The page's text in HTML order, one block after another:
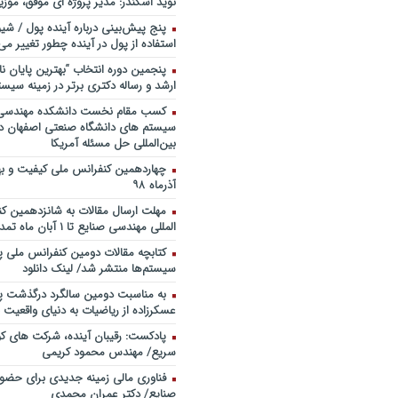
خندوانه
سخنرانی دکتر دیواندری در
بانکداری / کنفرانس ملی توسعه
بانکی
سخنرانی دکتر علیرضا فیض بخش با
پژوهی نظام بانکداری / ۹ بهمن ماه ۹۲
پنج پیش‌بینی درباره آینده پول /
استفاده از پول در آینده چطور تغییر
پنجمین دورۀ انتخاب “بهترین پایان
ارشد و رساله دکتری برتر در زمینه
کسب مقام نخست دانشکده
سیستم های دانشگاه صنعتی اصفهان
بین‌المللی حل مسئله آمریکا
آذرماه ۹۸
مهلت ارسال مقالات به شانزدهمین
المللی مهندسی صنایع تا ۱ آبان ماه تمدید شد.
کتابچه مقالات دومین کنفرانس ملی
سیستم‌ها منتشر شد/ لینک دانلود
به مناسبت دومین سالگرد درگذشت
عسکرزاده از ریاضیات به دنیای
پادکست: رقیبان آینده، شرکت های
سریع/ مهندس محمود کریمی
فناوری مالی زمینه جدیدی برای
صنایع/ دکتر عمران محمدی